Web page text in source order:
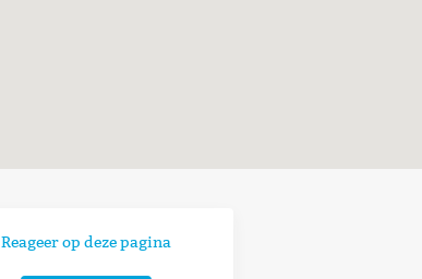
Reageer op deze pagina